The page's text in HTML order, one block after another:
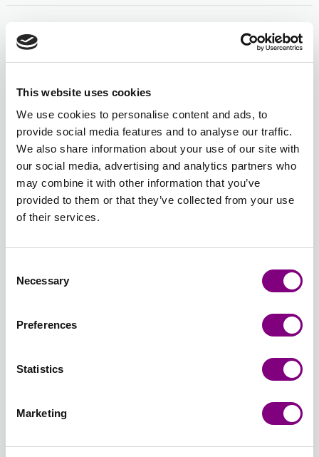
This website uses cookies
We use cookies to personalise content and ads, to
provide social media features and to analyse our traffic.
We also share information about your use of our site with
our social media, advertising and analytics partners who
may combine it with other information that you’ve
provided to them or that they’ve collected from your use
of their services.
Selection
Necessary
Preferences
Statistics
Marketing
- +
Öppna färgväljaren
-
Öppna färgväljaren
-
Stickmönsterspråk: Svensk
45 SEK